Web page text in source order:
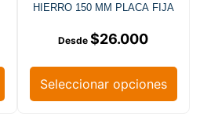
HIERRO 150 MM PLACA FIJA
$26.000
Seleccionar opciones